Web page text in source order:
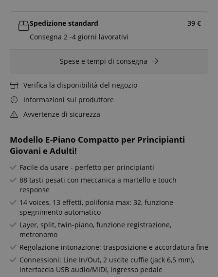
Modello E-Piano Compatto per Principianti
Giovani e Adulti!
Facile da usare - perfetto per principianti
88 tasti pesati con meccanica a martello e touch
response
14 voices, 13 effetti, polifonia max: 32, funzione
spegnimento automatico
Layer, split, twin-piano, funzione registrazione,
metronomo
Regolazione intonazione: trasposizione e accordatura fine
Connessioni: Line In/Out, 2 uscite cuffie (jack 6,5 mm),
interfaccia USB audio/MIDI, ingresso pedale
Spedizione standard 39 €
Consegna 2 -4 giorni lavorativi
Spese e tempi di consegna
Verifica la disponibilità del negozio
Informazioni sul produttore
Avvertenze di sicurezza